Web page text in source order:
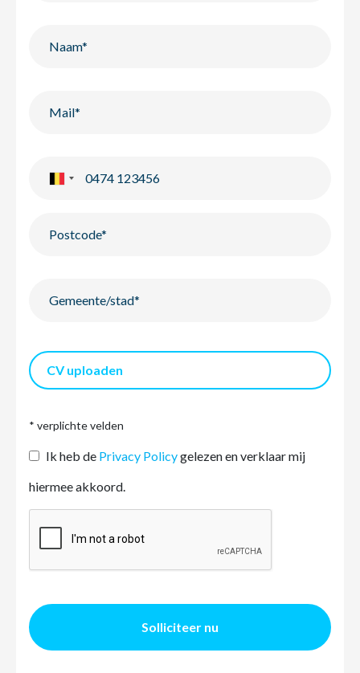
CV uploaden
* verplichte velden
Ik heb de Privacy Policygelezen en verklaar mij
hiermee akkoord.
Solliciteer nu